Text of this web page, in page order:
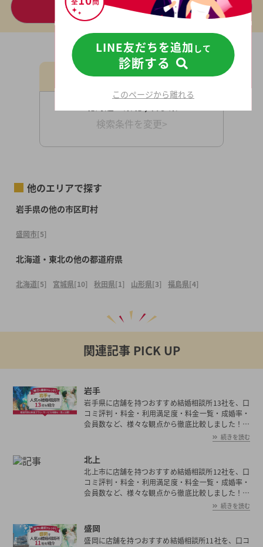
無料パンフで一気に比較
現在の検索条件
検索条件を変更>
他のエリアで探す
岩手県の他の市区町村
盛岡市[5]
北海道・東北の他の都道府県
北海道[5] 宮城県[10] 秋田県[1] 山形県[3] 福島県[4]
関連記事 PICK UP
岩手
岩手県に店舗を持つおすすめ結婚相談所13社を、口
コミ評判・料金・利用満足度・料金一覧・成婚率・
会員数など、様々な観点から徹底比較しました！岩
手県の平均初婚年齢は、男性が30.2歳、女性が28.1
歳と男女共に日本全国の平均初婚年齢と比べ低い。
あなたの年収や職業、ご希望に沿った理想の相手を
岩手県で見つけたいとお考えの方は是非ご覧くださ
い。
続きを読む
北上
北上市に店舗を持つおすすめ結婚相談所12社を、口
コミ評判・料金・利用満足度・料金一覧・成婚率・
会員数など、様々な観点から徹底比較しました！北
上市の平均初婚年齢は、男性が30.2歳、女性が28.1
歳と男女共に日本全国の平均初婚年齢と比べ低い。
あなたの年収や職業、ご希望に沿った理想の相手を
北上市で見つけたいとお考えの方は是非ご覧くださ
続きを読む
盛岡
盛岡に店舗を持つおすすめ結婚相談所11社を、口コ
LINE友だちを追加 して
診断する
このページから離れる